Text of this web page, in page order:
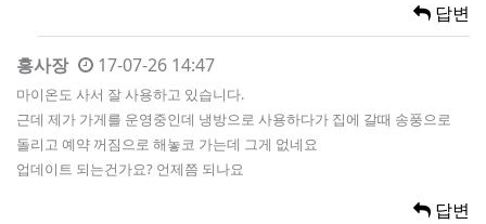
답변
홍사장 17-07-26 14:47
마이온도 사서 잘 사용하고 있습니다.
근데 제가 가게를 운영중인데 냉방으로 사용하다가 집에 갈때 송풍으로
돌리고 예약 꺼짐으로 해놓코 가는데 그게 없네요
업데이트 되는건가요? 언제쯤 되나요
답변